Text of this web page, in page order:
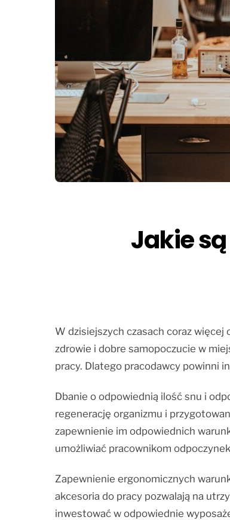
Jakie
W dzisiejszych czasach coraz
zdrowie i dobre samopoczucie w
pracy. Dlatego pracodawcy powinni
Dbanie o odpowiednią ilość snu i
regenerację organizmu i
zapewnienie im odpowiednich
umożliwiać pracownikom
Zapewnienie ergonomicznych
akcesoria do pracy pozwalają na
inwestować w odpowiednie